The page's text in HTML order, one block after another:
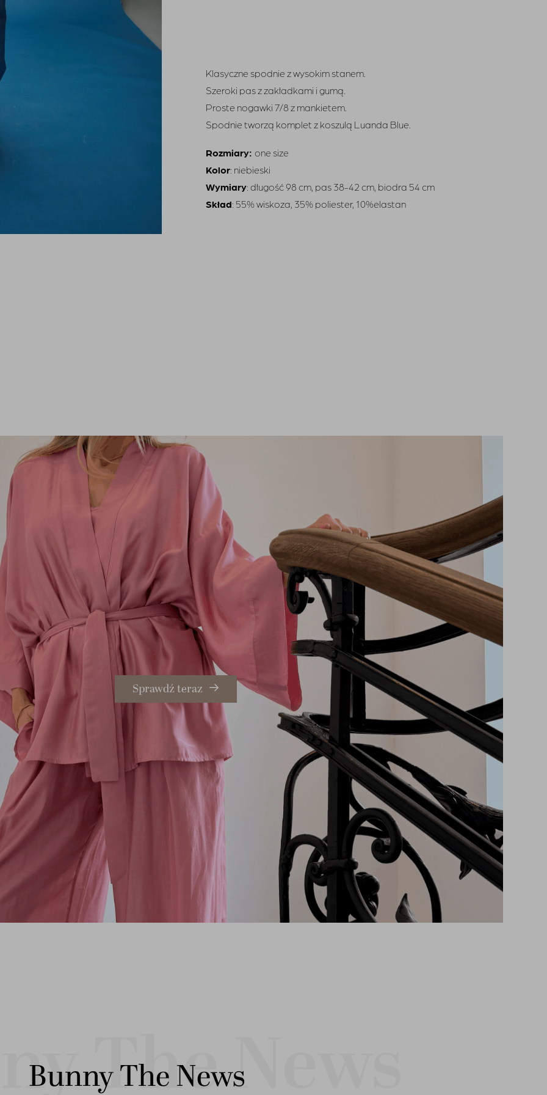
Klasyczne spodnie z wysokim stanem.
Szeroki pas z zakładkami i gumą.
Proste nogawki 7/8 z mankietem.
Spodnie tworzą komplet z koszulą Luanda Blue.
Rozmiary: one size
Kolor: niebieski
Wymiary: długość 98 cm, pas 38-42 cm, biodra 54 cm
Skład: 55% wiskoza, 35% poliester, 10%elastan
Sprawdź teraz
Bunny The News